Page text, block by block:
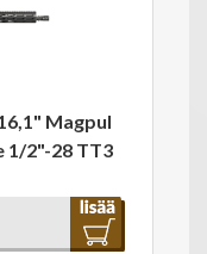
Magpul
1/2"-28 TT3